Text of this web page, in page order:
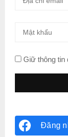
Giữ thông tin
Đăng